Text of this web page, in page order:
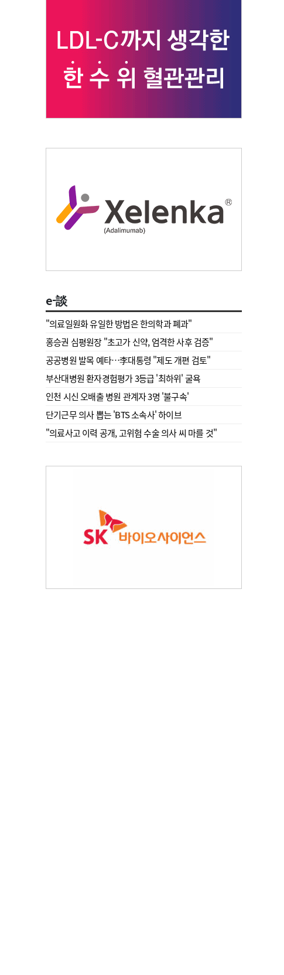
e-談
"의료일원화 유일한 방법은 한의학과 폐과"
홍승권 심평원장 " 초고가 신약, 엄격한 사후 검증"
공공병원 발목 예타…李대통령 "제도 개편 검토"
부산대병원 환자경험평가 3등급 '최하위' 굴욕
인천 시신 오배출 병원 관계자 3명 '불구속'
단기근무 의사 뽑는 'BTS 소속사' 하이브
"의료사고 이력 공개, 고위험 수술 의사 씨 마를 것"